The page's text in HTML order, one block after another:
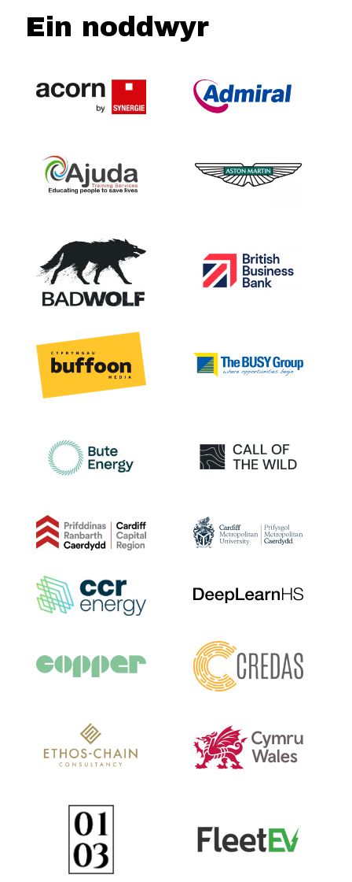
Ein noddwyr